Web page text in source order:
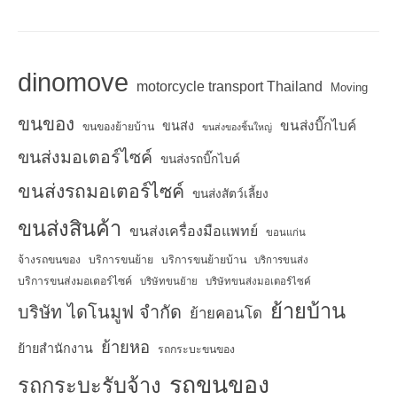
dinomove motorcycle transport Thailand Moving
ขนของ ขนของย้ายบ้าน ขนส่ง ขนส่งของชิ้นใหญ่ ขนส่งบิ๊กไบค์
ขนส่งมอเตอร์ไซค์ ขนส่งรถบิ๊กไบค์
ขนส่งรถมอเตอร์ไซค์ ขนส่งสัตว์เลี้ยง
ขนส่งสินค้า ขนส่งเครื่องมือแพทย์ ขอนแก่น
จ้างรถขนของ บริการขนย้าย บริการขนย้ายบ้าน บริการขนส่ง
บริการขนส่งมอเตอร์ไซค์ บริษัทขนย้าย บริษัทขนส่งมอเตอร์ไซค์
บริษัท ไดโนมูฟ จำกัด ย้ายคอนโด ย้ายบ้าน
ย้ายสำนักงาน ย้ายหอ รถกระบะขนของ
รถกระบะรับจ้าง รถขนของ